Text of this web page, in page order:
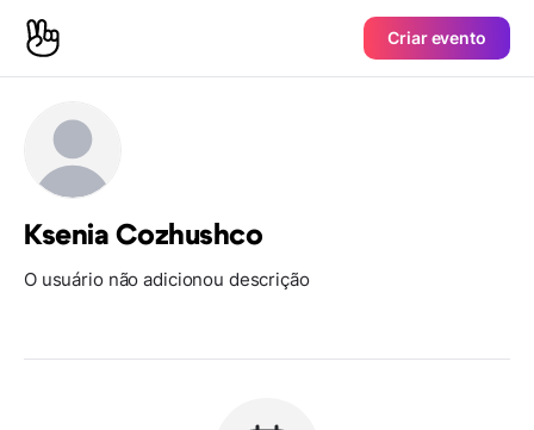
Criar evento
Ksenia Cozhushco
O usuário não adicionou descrição